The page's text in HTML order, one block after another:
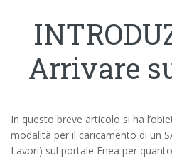
Arrivare
In questo breve articolo si ha
modalità per il caricamento di un
Lavori) sul portale Enea per